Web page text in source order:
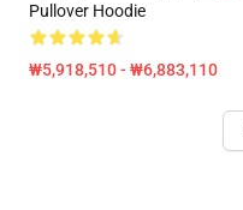
Pullover Hoodie
₩5,918,510 - ₩6,883,110